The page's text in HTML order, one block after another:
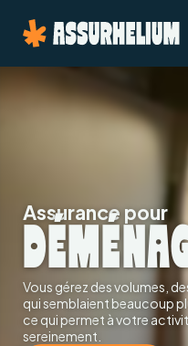
Assurance pour
Vous gérez des volumes,
qui semblaient beaucoup
ce qui permet à votre
sereinement.